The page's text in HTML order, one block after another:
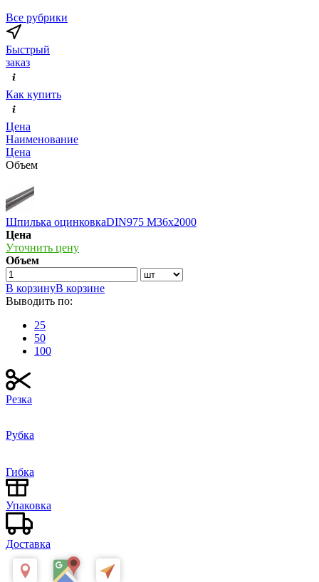
Все рубрики
Быстрый
заказ
Как купить
Цена
Наименование
Цена
Объем
Шпилька оцинковкаDIN975 М36х2000
Цена
Уточнить цену
Объем
В корзинуВ корзине
Выводить по:
25
50
100
Резка
Рубка
Гибка
Упаковка
Доставка